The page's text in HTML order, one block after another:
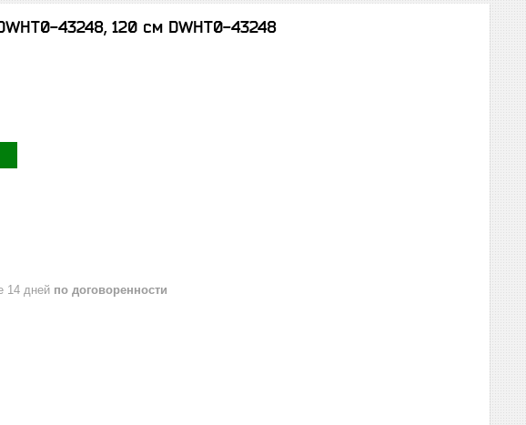
43248, 120 см DWHT0-43248
14 дней по договоренности